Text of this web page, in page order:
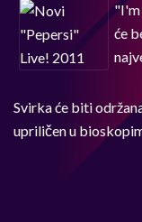
"I'm
će
Svirka će biti
upriličen u